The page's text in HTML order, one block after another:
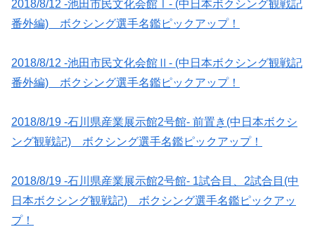
2018/8/12 -池田市民文化会館Ⅰ- (中日本ボクシング観戦記
番外編) ボクシング選手名鑑ピックアップ！
2018/8/12 -池田市民文化会館Ⅱ- (中日本ボクシング観戦記
番外編) ボクシング選手名鑑ピックアップ！
2018/8/19 -石川県産業展示館2号館- 前置き(中日本ボクシ
ング観戦記) ボクシング選手名鑑ピックアップ！
2018/8/19 -石川県産業展示館2号館- 1試合目、2試合目(中
日本ボクシング観戦記) ボクシング選手名鑑ピックアッ
プ！